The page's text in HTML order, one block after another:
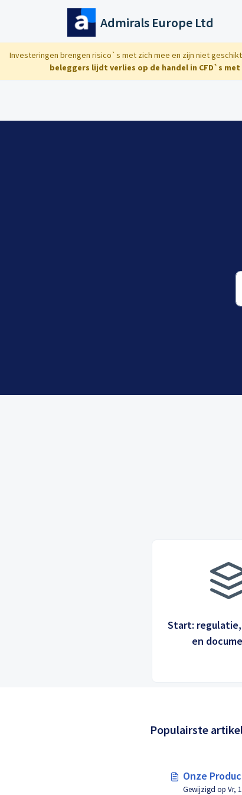
Doorgaan naar hoofdinhoud
Admirals Europe Ltd
Investeringen brengen risico`s met zich mee en zijn niet
beleggers lijdt verlies op de handel in CFD`s met
Start:
en
Populairste
Onze
Gewijzigd op Vr,